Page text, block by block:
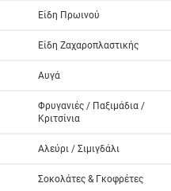
Είδη Πρωινού
Είδη Ζαχαροπλαστικής
Αυγά
Φρυγανιές / Παξιμάδια /
Κριτσίνια
Αλεύρι / Σιμιγδάλι
Σοκολάτες & Γκοφρέτες